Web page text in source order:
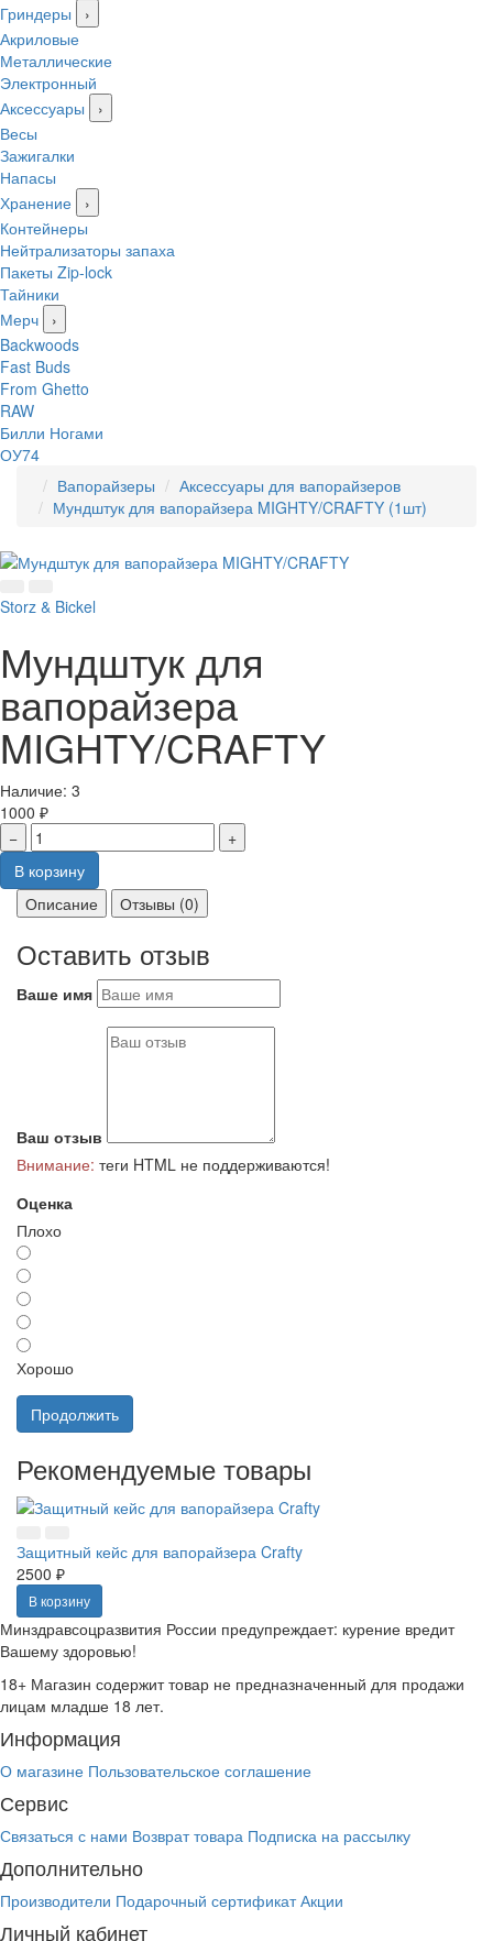
Гриндеры
›
Акриловые
Металлические
Электронный
Аксессуары
›
Весы
Зажигалки
Напасы
Хранение
›
Контейнеры
Нейтрализаторы запаха
Пакеты Zip-lock
Тайники
Мерч
›
Backwoods
Fast Buds
From Ghetto
RAW
Билли Ногами
ОУ74
Вапорайзеры
Аксессуары для вапорайзеров
Мундштук для вапорайзера MIGHTY/CRAFTY (1шт)
Storz & Bickel
Мундштук для
вапорайзера
MIGHTY/CRAFTY
Наличие: 3
1000 ₽
−
+
В корзину
Описание
Отзывы (0)
Оставить отзыв
Ваше имя
Ваш отзыв
Внимание: теги HTML не поддерживаются!
Оценка
Плохо
Хорошо
Продолжить
Рекомендуемые товары
Защитный кейс для вапорайзера Crafty
2500 ₽
В корзину
Минздравсоцразвития России предупреждает: курение вредит
Вашему здоровью!
18+ Магазин содержит товар не предназначенный для продажи
лицам младше 18 лет.
Информация
О магазине Пользовательское соглашение
Сервис
Связаться с нами Возврат товара Подписка на рассылку
Дополнительно
Производители Подарочный сертификат Акции
Личный кабинет